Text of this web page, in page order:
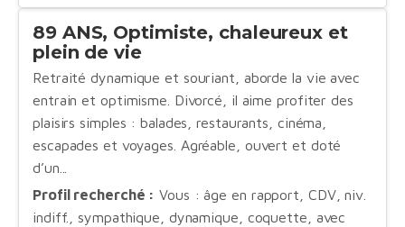
89 ANS, Optimiste, chaleureux et
plein de vie
Retraité dynamique et souriant, aborde la vie avec
entrain et optimisme. Divorcé, il aime profiter des
plaisirs simples : balades, restaurants, cinéma,
escapades et voyages. Agréable, ouvert et doté
d’un...
Profil recherché : Vous : âge en rapport, CDV, niv.
indiff., sympathique, dynamique, coquette, avec